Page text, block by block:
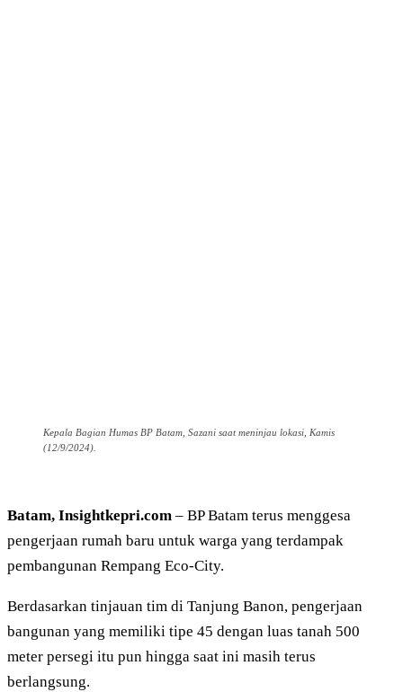
Kepala Bagian Humas BP Batam, Sazani saat meninjau lokasi, Kamis
(12/9/2024).
Batam, Insightkepri.com – BP Batam terus menggesa
pengerjaan rumah baru untuk warga yang terdampak
pembangunan Rempang Eco-City.
Berdasarkan tinjauan tim di Tanjung Banon, pengerjaan
bangunan yang memiliki tipe 45 dengan luas tanah 500
meter persegi itu pun hingga saat ini masih terus
berlangsung.